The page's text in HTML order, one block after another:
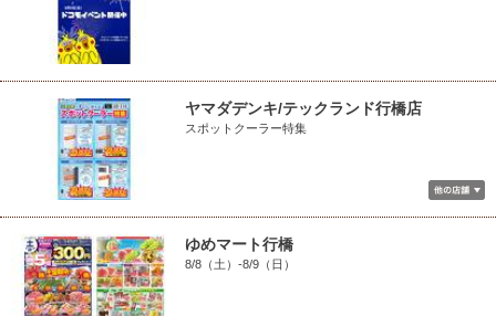
ヤマダデンキ/テックランド行橋店
スポットクーラー特集
ゆめマート行橋
8/8（土）-8/9（日）